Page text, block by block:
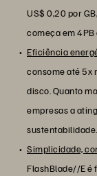
US$ 0,20 por
começa em
Eficiência
consome até 5x
disco. Quanto
empresas a
sustentabilidade.
Simplicidade,
FlashBlade//E é